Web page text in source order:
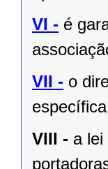
VI - é
VII - o
VIII - a lei